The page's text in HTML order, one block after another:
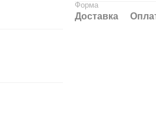
Форма
Доставка